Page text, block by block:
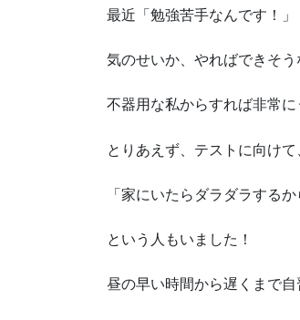
最近「勉強苦手なんです！
気のせいか、やればできそ
不器用な私からすれば非常
とりあえず、テストに向け
「家にいたらダラダラする
という人もいました！
昼の早い時間から遅くまで